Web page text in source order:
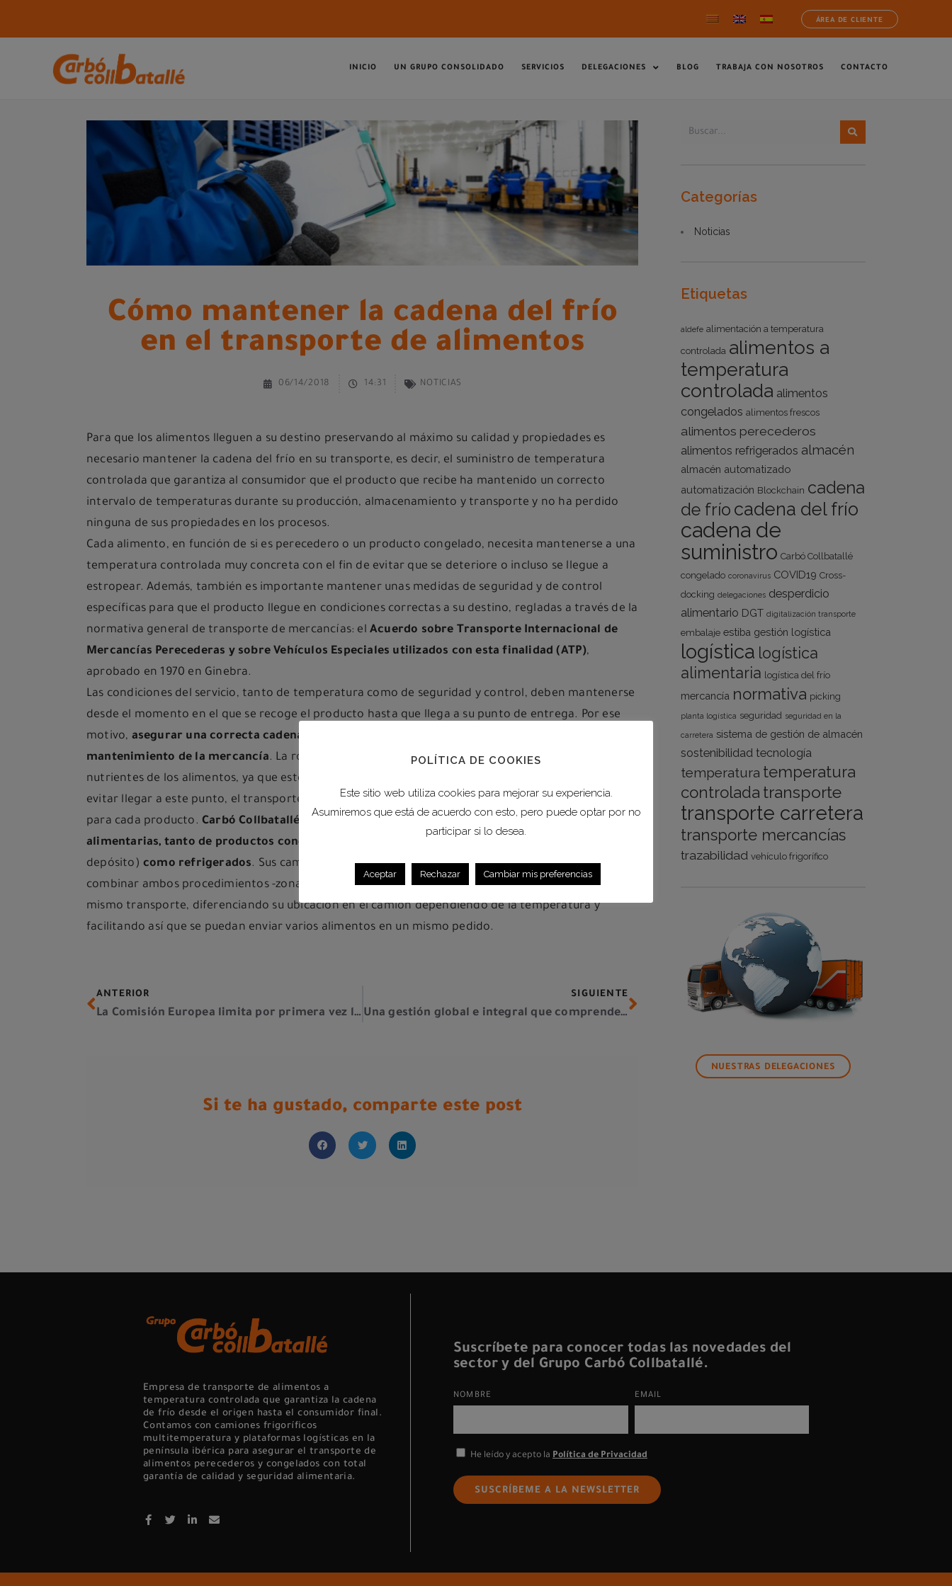
ÁREA DE CLIENTE
INICIO UN GRUPO CONSOLIDADO SERVICIOS DELEGACIONES BLOG TRABAJA CON NOSOTROS CONTACTO
Cómo mantener la cadena del frío
en el transporte de alimentos
06/14/2018 14:31 NOTICIAS
Para que los alimentos lleguen a su destino preservando al máximo su calidad y propiedades es
necesario mantener la cadena del frío en su transporte, es decir, el suministro de temperatura
controlada que garantiza al consumidor que el producto que recibe ha mantenido un correcto
intervalo de temperaturas durante su producción, almacenamiento y transporte y no ha perdido
ninguna de sus propiedades en los procesos.
Cada alimento, en función de si es perecedero o un producto congelado, necesita mantenerse a una
temperatura controlada muy concreta con el fin de evitar que se deteriore o incluso se llegue a
estropear. Además, también es importante mantener unas medidas de seguridad y de control
específicas para que el producto llegue en condiciones correctas a su destino, regladas a través de la
normativa general de transporte de mercancías: elAcuerdo sobre Transporte Internacional de
Mercancías Perecederas y sobre Vehículos Especiales utilizados con esta finalidad (ATP),
aprobado en 1970 en Ginebra.
Las condiciones del servicio, tanto de temperatura como de seguridad y control, deben mantenerse
desde el momento en el que se recoge el producto hasta que llega a su punto de entrega. Por ese
motivo, asegurar una correcta cadena del frío es un punto tan importante en el correcto
mantenimiento de la mercancía. La rotura de la cadena del frío provocaría la pérdida de
nutrientes de los alimentos, ya que estos deben conservarse siempre a temperatura constante. Para
evitar llegar a este punto, el transporte de alimentos debe realizarse en transportes específicos
para cada producto. Carbó Collbatallé está especializado en el transporte de mercancías
alimentarias, tanto de productos congelados
depósito) como refrigerados. Sus camiones multitemperatura permiten que el grupo pueda
combinar ambos procedimientos -zona de congelación y zona para producto refrigerado- en un
mismo transporte, diferenciando su ubicación en el camión dependiendo de la temperatura y
facilitando así que se puedan enviar varios alimentos en un mismo pedido.
ANTERIOR
La Comisión Europea limita por primera vez las emisiones de CO2 en camiones
SIGUIENTE
Una gestión global e integral que comprende todas tus necesidades logísticas
Si te ha gustado, comparte este post
Categorías
Noticias
Etiquetas
aldefe alimentación a temperatura
controlada alimentos a
temperatura
controlada alimentos
congelados alimentos frescos
alimentos perecederos
alimentos refrigerados almacén
almacén automatizado
automatización Blockchain cadena
de frío cadena del frío
cadena de
suministro Carbó Collbatallé
congelado coronavirus COVID19 Cross-
docking delegaciones desperdicio
alimentario DGT digitalización transporte
embalaje estiba gestión logística
logística logística
alimentaria logística del frío
mercancía normativa picking
planta logística seguridad seguridad en la
carretera sistema de gestión de almacén
sostenibilidad tecnología
temperatura temperatura
controlada transporte
transporte carretera
transporte mercancías
trazabilidad vehículo frigorífico
NUESTRAS DELEGACIONES
Empresa de transporte de alimentos a
temperatura controlada que garantiza la cadena
de frío desde el origen hasta el consumidor final.
Contamos con camiones frigoríficos
multitemperatura y plataformas logísticas en la
península ibérica para asegurar el transporte de
alimentos perecederos y congelados con total
garantía de calidad y seguridad alimentaria.
Suscríbete para conocer todas las novedades del
sector y del Grupo Carbó Collbatallé.
NOMBRE EMAIL
He leído y acepto la Política de Privacidad
SUSCRÍBEME A LA NEWSLETTER
POLÍTICA DE COOKIES
Este sitio web utiliza cookies para mejorar su experiencia.
Asumiremos que está de acuerdo con esto, pero puede optar por no
participar si lo desea.
Aceptar Rechazar Cambiar mis preferencias